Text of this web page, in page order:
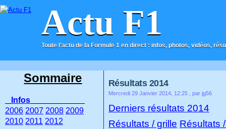
Actu F1
Toute l'actu de la Formule 1 en direct : infos, photos, vidéos,
ACCUEIL CONTACT
Résultats 2014
Mercredi 29 Janvier 2014, 12:25 , par jg56
Derniers résultats 2014
Résultats / grille Résultats
Sommaire
Infos
2006 2007 2008 2009
2010 2011 2012